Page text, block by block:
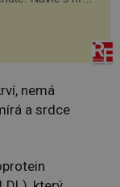
hladových
3 kg šunky
hl...
nemá
a srdce